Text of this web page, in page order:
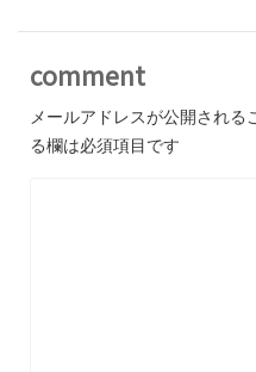
comment
メールアドレスが公開される
る欄は必須項目です